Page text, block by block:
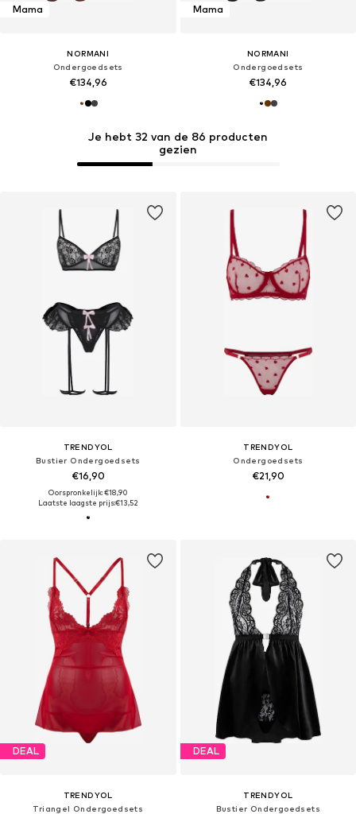
Mama
NORMANI
Ondergoedsets
€134,96
Je hebt 32 van de 86 producten
gezien
Mama
NORMANI
Ondergoedsets
€134,96
TRENDYOL
Bustier Ondergoedsets
€16,90
Oorspronkelijk: €18,90
Laatste laagste prijs:€13,52
TRENDYOL
Ondergoedsets
€21,90
DEAL
TRENDYOL
Triangel Ondergoedsets
DEAL
TRENDYOL
Bustier Ondergoedsets